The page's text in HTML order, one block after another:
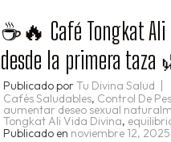
☕🔥 Café Tongkat Ali
desde la primera taza
Publicado porTu Divina Salud
Cafés Saludables, Control De
aumentar deseo sexual
Tongkat Ali Vida Divina,
Publicado en noviembre 12, 2025